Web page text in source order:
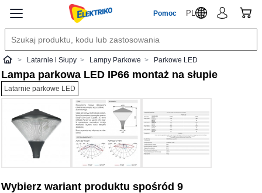
Pomoc PL
ElektrikoLatarnie i Słupy Lampy Parkowe Parkowe LED
Lampa parkowa LED IP66 montaż na słupie
Latarnie parkowe LED
Wybierz wariant produktu spośród 9